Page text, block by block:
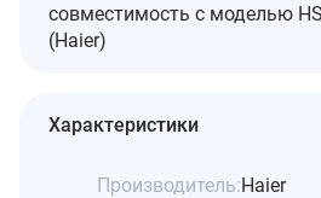
совместимость с моделью
(Haier)
Характеристики
Производитель:Haier